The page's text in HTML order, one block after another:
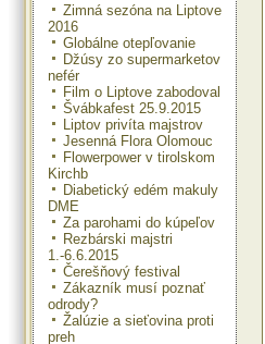
Zimná sezóna na Liptove
2016
Globálne otepľovanie
Džúsy zo supermarketov
nefér
Film o Liptove zabodoval
Švábkafest 25.9.2015
Liptov privíta majstrov
Jesenná Flora Olomouc
Flowerpower v tirolskom
Kirchb
Diabetický edém makuly
DME
Za parohami do kúpeľov
Rezbárski majstri
1.-6.6.2015
Čerešňový festival
Zákazník musí poznať
odrody?
Žalúzie a sieťovina proti
preh